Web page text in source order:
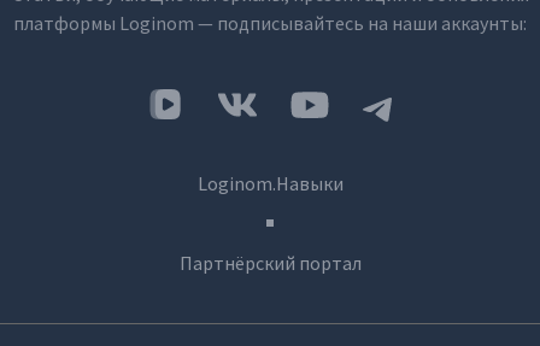
платформы Loginom — подписывайтесь на наши аккаунты:
Loginom.Навыки
Партнёрский портал